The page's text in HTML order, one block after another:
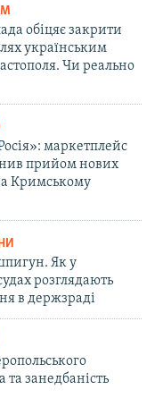
обіцяє закрити
українським
Чи реально
маркетплейс
прийом нових
Кримському
Як у
розглядають
в держзраді
та занедбаність